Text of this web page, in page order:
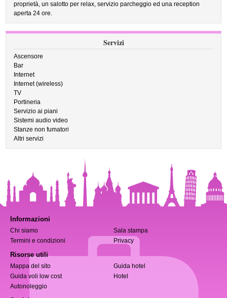
proprietà, un salotto per relax, servizio parcheggio ed una reception
aperta 24 ore.
Servizi
Ascensore
Bar
Internet
Internet (wireless)
TV
Portineria
Servizio ai piani
Sistemi audio video
Stanze non fumatori
Altri servizi
Informazioni
Chi siamo
Sala stampa
Termini e condizioni
Privacy
Risorse utili
Mappa del sito
Guida hotel
Guida voli low cost
Hotel
Autonoleggio